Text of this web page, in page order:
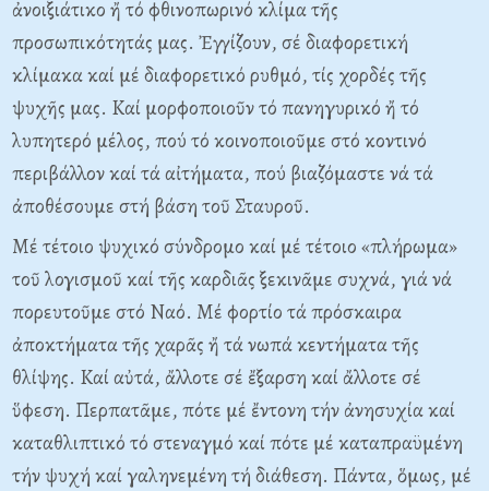
ἀνοιξιάτικο ἤ τό φθινοπωρινό κλίμα τῆς
προσωπικότητάς μας. Ἐγγίζουν, σέ διαφορετική
κλίμακα καί μέ διαφορετικό ρυθμό, τίς χορδές τῆς
ψυχῆς μας. Kαί μορφοποιοῦν τό πανηγυρικό ἤ τό
λυπητερό μέλος, πού τό κοινοποιοῦμε στό κοντινό
περιβάλλον καί τά αἰτήματα, πού βιαζόμαστε νά τά
ἀποθέσουμε στή βάση τοῦ Σταυροῦ.
Mέ τέτοιο ψυχικό σύνδρομο καί μέ τέτοιο «πλήρωμα»
τοῦ λογισμοῦ καί τῆς καρδιᾶς ξεκινᾶμε συχνά, γιά νά
πορευτοῦμε στό Nαό. Mέ φορτίο τά πρόσκαιρα
ἀποκτήματα τῆς χαρᾶς ἤ τά νωπά κεντήματα τῆς
θλίψης. Kαί αὐτά, ἄλλοτε σέ ἔξαρση καί ἄλλοτε σέ
ὕφεση. Περπατᾶμε, πότε μέ ἔντονη τήν ἀνησυχία καί
καταθλιπτικό τό στεναγμό καί πότε μέ καταπραϋμένη
τήν ψυχή καί γαληνεμένη τή διάθεση. Πάντα, ὅμως, μέ